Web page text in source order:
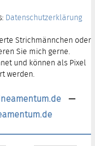
Datenschutzerklärung
Strichmännchen oder
Sie mich gerne.
und können als Pixel
werden.
—